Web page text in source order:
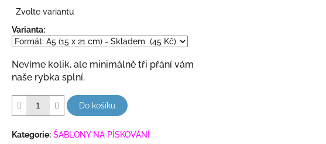
cena:
Zvolte variantu
Varianta:
Nevíme kolik, ale minimálně tři přání vám
naše rybka splní.
Do košíku
Kategorie: ŠABLONY NA PÍSKOVÁNÍ